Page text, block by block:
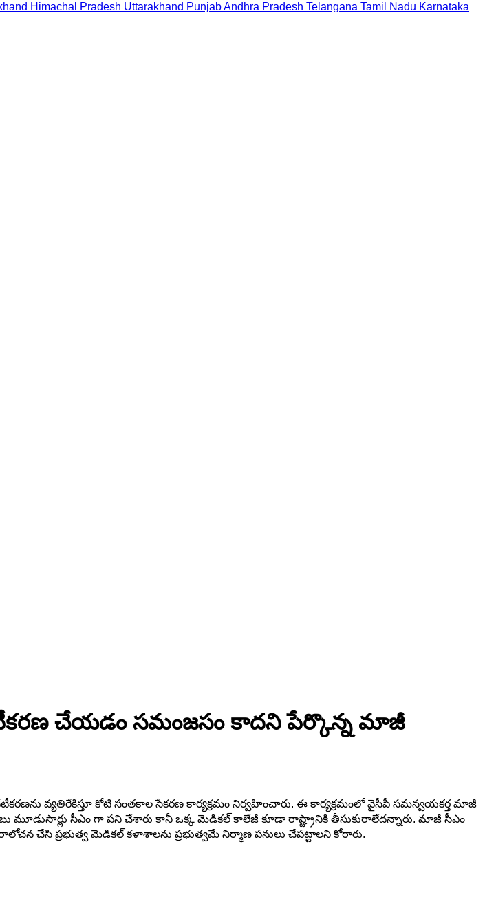
Himachal Pradesh Uttarakhand PunjabAndhra Pradesh Telangana Tamil Nadu Karnataka
చేయడం సమంజసం కాదని పేర్కొన్న మాజీ
వ్యతిరేకిస్తూ కోటి సంతకాల సేకరణ కార్యక్రమం నిర్వహించారు. ఈ కార్యక్రమంలో వైసీపీ సమన్వయకర్త మాజీ
మూడుసార్లు సీఎం గా పని చేశారు కానీ ఒక్క మెడికల్ కాలేజీ కూడా రాష్ట్రానికి తీసుకురాలేదన్నారు. మాజీ సీఎం
చేసి ప్రభుత్వ మెడికల్ కళాశాలను ప్రభుత్వమే నిర్మాణ పనులు చేపట్టాలని కోరారు.